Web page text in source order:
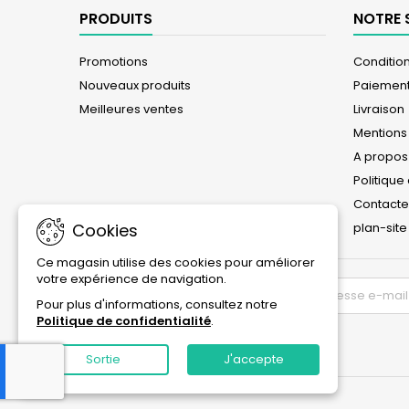
PRODUITS
Promotions
Nouveaux produits
Meilleures ventes
NOTRE
Livraison
A propos
plan-site
Cookies
Ce magasin utilise des cookies pour améliorer
votre expérience de navigation.
Pour plus d'informations, consultez notre
Politique de confidentialité.
Sortie J'accepte
LETTRE D'INFORMATIONS